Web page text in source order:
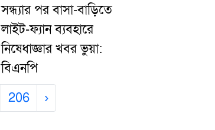
সন্ধ্যার পর বাসা-বাড়িতে
লাইট-ফ্যান ব্যবহারে
নিষেধাজ্ঞার খবর ভুয়া:
বিএনপি
206 ›